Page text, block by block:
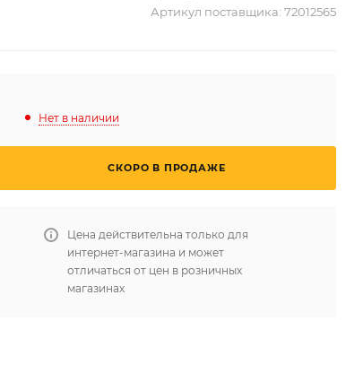
Артикул поставщика: 72012565
Нет в наличии
СКОРО В ПРОДАЖЕ
Цена действительна только для
интернет-магазина и может
отличаться от цен в розничных
магазинах